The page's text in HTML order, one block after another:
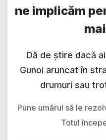
ne implicăm
Dă de știre dacă
Gunoi aruncat în
drumuri sau
Pune umărul să le
Totul